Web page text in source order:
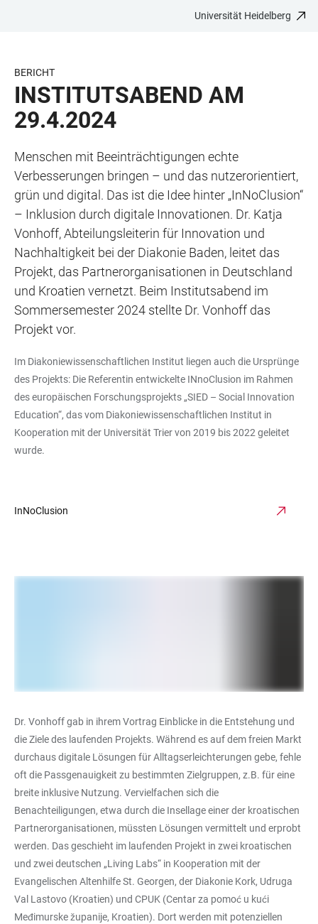
BARRIEREFREIHEIT
Universität Heidelberg
BERICHT
INSTITUTSABEND AM
29.4.2024
Menschen mit Beeinträchtigungen echte
Verbesserungen bringen – und das nutzerorientiert,
grün und digital. Das ist die Idee hinter „InNoClusion“
– Inklusion durch digitale Innovationen. Dr. Katja
Vonhoff, Abteilungsleiterin für Innovation und
Nachhaltigkeit bei der Diakonie Baden, leitet das
Projekt, das Partnerorganisationen in Deutschland
und Kroatien vernetzt. Beim Institutsabend im
Sommersemester 2024 stellte Dr. Vonhoff das
Projekt vor.
Im Diakoniewissenschaftlichen Institut liegen auch die Ursprünge
des Projekts: Die Referentin entwickelte INnoClusion im Rahmen
des europäischen Forschungsprojekts „SIED – Social Innovation
Education“, das vom Diakoniewissenschaftlichen Institut in
Kooperation mit der Universität Trier von 2019 bis 2022 geleitet
wurde.
InNoClusion
Dr. Vonhoff gab in ihrem Vortrag Einblicke in die Entstehung und
die Ziele des laufenden Projekts. Während es auf dem freien Markt
durchaus digitale Lösungen für Alltagserleichterungen gebe, fehle
oft die Passgenauigkeit zu bestimmten Zielgruppen, z.B. für eine
breite inklusive Nutzung. Vervielfachen sich die
Benachteiligungen, etwa durch die Insellage einer der kroatischen
Partnerorganisationen, müssten Lösungen vermittelt und erprobt
werden. Das geschieht im laufenden Projekt in zwei kroatischen
und zwei deutschen „Living Labs“ in Kooperation mit der
Evangelischen Altenhilfe St. Georgen, der Diakonie Kork, Udruga
Val Lastovo (Kroatien) und CPUK (Centar za pomoć u kući
Međimurske županije, Kroatien). Dort werden mit potenziellen